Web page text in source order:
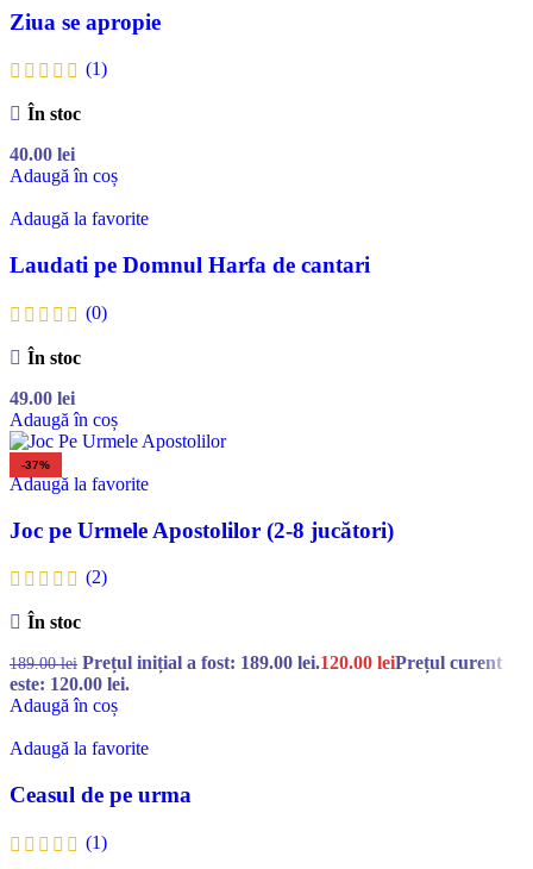
Ziua se apropie
(1)
În stoc
40.00 lei
Adaugă în coș
Adaugă la favorite
Laudati pe Domnul Harfa de cantari
(0)
În stoc
49.00 lei
Adaugă în coș
-37%
Adaugă la favorite
Joc pe Urmele Apostolilor (2-8 jucători)
(2)
În stoc
189.00lei Prețul inițial a fost: 189.00 lei.120.00 leiPrețul curent
este: 120.00 lei.
Adaugă în coș
Adaugă la favorite
Ceasul de pe urma
(1)